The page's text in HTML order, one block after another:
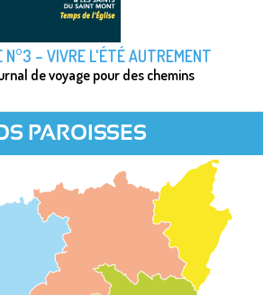
N°3 – VIVRE L'ÉTÉ AUTREMENT
de voyage pour des chemins
PAROISSES